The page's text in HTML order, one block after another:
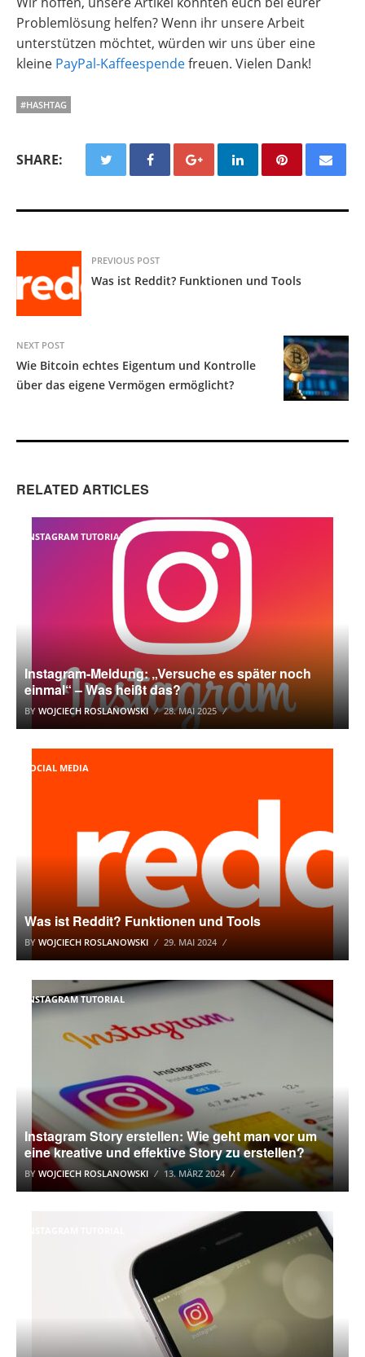
Problemlösung helfen? Wenn ihr unsere Arbeit
unterstützen möchtet, würden wir uns über eine
kleine PayPal-Kaffeespendefreuen. Vielen Dank!
#HASHTAG
SHARE:
PREVIOUS POST
Was ist Reddit? Funktionen und Tools
NEXT POST
Wie Bitcoin echtes Eigentum und Kontrolle
über das eigene Vermögen ermöglicht?
RELATED ARTICLES
INSTAGRAM TUTORIAL
Instagram-Meldung: „Versuche es später noch
einmal“ – Was heißt das?
BY WOJCIECH ROSLANOWSKI 28. MAI 2025
SOCIAL MEDIA
Was ist Reddit? Funktionen und Tools
BY WOJCIECH ROSLANOWSKI 29. MAI 2024
INSTAGRAM TUTORIAL
Instagram Story erstellen: Wie geht man vor um
eine kreative und effektive Story zu erstellen?
BY WOJCIECH ROSLANOWSKI 13. MÄRZ 2024